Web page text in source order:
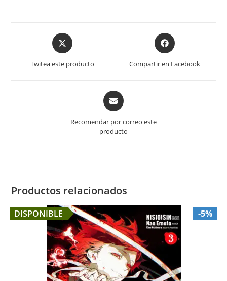
Opens
in
new
Twitea este producto
Opens
in
new
Compartir en Facebook
Opens
in
new
Recomendar por correo este
producto
Productos relacionados
DISPONIBLE -5%